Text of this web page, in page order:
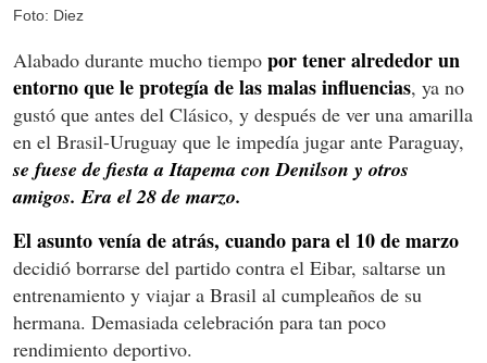
Foto: Diez
Alabado durante mucho tiempo por tener alrededor un
entorno que le protegía de las malas influencias, ya no
gustó que antes del Clásico, y después de ver una amarilla
en el Brasil-Uruguay que le impedía jugar ante Paraguay,
se fuese de fiesta a Itapema con Denilson y otros
amigos. Era el 28 de marzo.
El asunto venía de atrás, cuando para el 10 de marzo
decidió borrarse del partido contra el Eibar, saltarse un
entrenamiento y viajar a Brasil al cumpleaños de su
hermana. Demasiada celebración para tan poco
rendimiento deportivo.